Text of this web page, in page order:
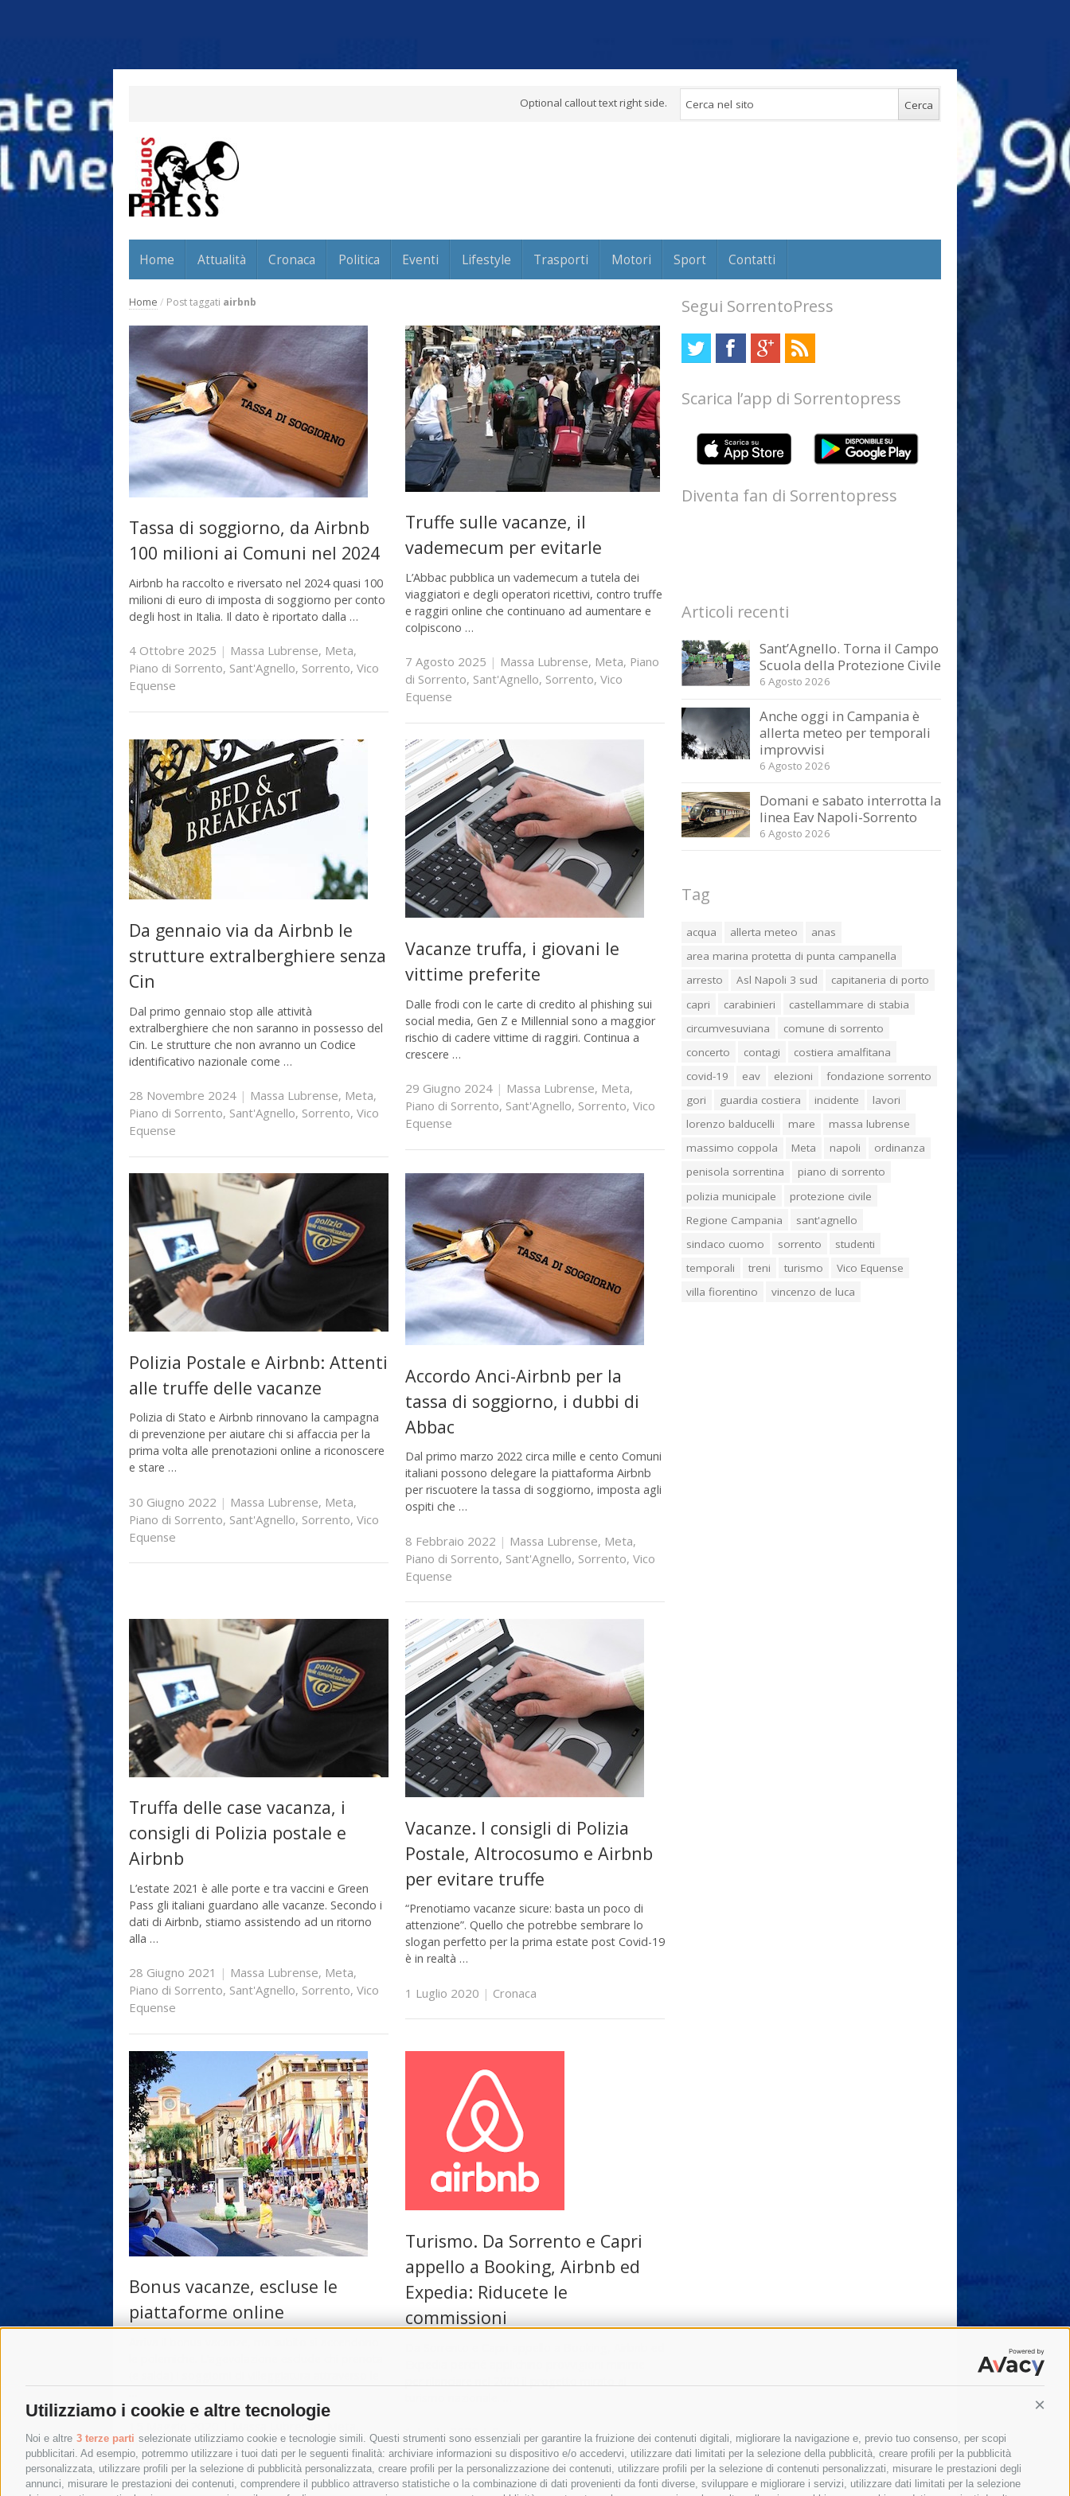
Utilizziamo i cookie e altre tecnologie
Noi e altre 3 terze parti selezionate utilizziamo cookie e tecnologie simili. Questi strumenti sono essenziali per garantire la fruizione dei contenuti digitali, migliorare la navigazione e, previo tuo consenso, per scopi
pubblicitari. Ad esempio, potremmo utilizzare i tuoi dati per le seguenti finalità: archiviare informazioni su dispositivo e/o accedervi, utilizzare dati limitati per la selezione della pubblicità, creare profili per la pubblicità
personalizzata, utilizzare profili per la selezione di pubblicità personalizzata, creare profili per la personalizzazione dei contenuti, utilizzare profili per la selezione di contenuti personalizzati, misurare le prestazioni degli
annunci, misurare le prestazioni dei contenuti, comprendere il pubblico attraverso statistiche o la combinazione di dati provenienti da fonti diverse, sviluppare e migliorare i servizi, utilizzare dati limitati per la selezione
Optional callout text right side.
Home Attualità Cronaca Politica Eventi Lifestyle Trasporti Motori Sport Contatti
Home / Post taggati airbnb
Tassa di soggiorno, da Airbnb
100 milioni ai Comuni nel 2024
Airbnb ha raccolto e riversato nel 2024 quasi 100
milioni di euro di imposta di soggiorno per conto
degli host in Italia. Il dato è riportato dalla …
4 Ottobre 2025 | Massa Lubrense, Meta,
Piano di Sorrento, Sant'Agnello, Sorrento, Vico
Equense
Truffe sulle vacanze, il
vademecum per evitarle
L’Abbac pubblica un vademecum a tutela dei
viaggiatori e degli operatori ricettivi, contro truffe
e raggiri online che continuano ad aumentare e
colpiscono …
7 Agosto 2025 | Massa Lubrense, Meta, Piano
di Sorrento, Sant'Agnello, Sorrento, Vico
Equense
Da gennaio via da Airbnb le
strutture extralberghiere senza
Cin
Dal primo gennaio stop alle attività
extralberghiere che non saranno in possesso del
Cin. Le strutture che non avranno un Codice
identificativo nazionale come …
28 Novembre 2024 | Massa Lubrense, Meta,
Piano di Sorrento, Sant'Agnello, Sorrento, Vico
Equense
Vacanze truffa, i giovani le
vittime preferite
Dalle frodi con le carte di credito al phishing sui
social media, Gen Z e Millennial sono a maggior
rischio di cadere vittime di raggiri. Continua a
crescere …
29 Giugno 2024| Massa Lubrense, Meta,
Piano di Sorrento, Sant'Agnello, Sorrento, Vico
Equense
Polizia Postale e Airbnb: Attenti
alle truffe delle vacanze
Polizia di Stato e Airbnb rinnovano la campagna
di prevenzione per aiutare chi si affaccia per la
prima volta alle prenotazioni online a riconoscere
e stare …
30 Giugno 2022 | Massa Lubrense, Meta,
Piano di Sorrento, Sant'Agnello, Sorrento, Vico
Equense
Accordo Anci-Airbnb per la
tassa di soggiorno, i dubbi di
Abbac
Dal primo marzo 2022 circa mille e cento Comuni
italiani possono delegare la piattaforma Airbnb
per riscuotere la tassa di soggiorno, imposta agli
ospiti che …
8 Febbraio 2022 | Massa Lubrense, Meta,
Piano di Sorrento, Sant'Agnello, Sorrento, Vico
Equense
Truffa delle case vacanza, i
consigli di Polizia postale e
Airbnb
L’estate 2021 è alle porte e tra vaccini e Green
Pass gli italiani guardano alle vacanze. Secondo i
dati di Airbnb, stiamo assistendo ad un ritorno
alla …
28 Giugno 2021 | Massa Lubrense, Meta,
Piano di Sorrento, Sant'Agnello, Sorrento, Vico
Equense
Vacanze. I consigli di Polizia
Postale, Altrocosumo e Airbnb
per evitare truffe
“Prenotiamo vacanze sicure: basta un poco di
attenzione”. Quello che potrebbe sembrare lo
slogan perfetto per la prima estate post Covid-19
è in realtà …
1 Luglio 2020 | Cronaca
Bonus vacanze, escluse le
piattaforme online
Piano di Sorrento,Sant'Agnello,Sorrento,Vico
Equense
Turismo. Da Sorrento e Capri
appello a Booking, Airbnb ed
Expedia: Riducete le
commissioni
1 Aprile 2020 Sorrento
Segui SorrentoPress
Scarica l’app di Sorrentopress
Diventa fan di Sorrentopress
Articoli recenti
Sant’Agnello. Torna il Campo
Scuola della Protezione Civile
6 Agosto 2026
Anche oggi in Campania è
allerta meteo per temporali
improvvisi
6 Agosto 2026
Domani e sabato interrotta la
linea Eav Napoli-Sorrento
6 Agosto 2026
Tag
acqua allerta meteo
anas
area marina protetta di punta campanella
arresto
Asl Napoli 3 sud
capitaneria di porto
capri
carabinieri
castellammare di stabia
circumvesuviana
comune di sorrento
concerto
contagi
costiera amalfitana
covid-19
eav elezioni
fondazione sorrento
gori
guardia costiera incidente
lavori
lorenzo balducelli
mare
massa lubrense
massimo coppola
Meta napoli
ordinanza
penisola sorrentina
piano di sorrento
polizia municipale
protezione civile
Regione Campania
sant'agnello
sindaco cuomo
sorrento
studenti
temporali
treni turismo
Vico Equense
villa fiorentino
vincenzo de luca